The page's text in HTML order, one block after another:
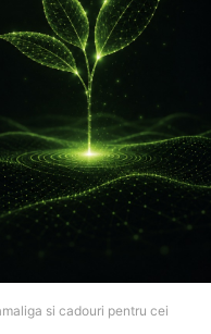
si cadouri pentru cei